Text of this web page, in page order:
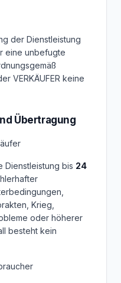
der Dienstleistung
eine unbefugte
VERKÄUFER keine
Übertragung
Dienstleistung bis 24
Krieg,
oder höherer
besteht kein